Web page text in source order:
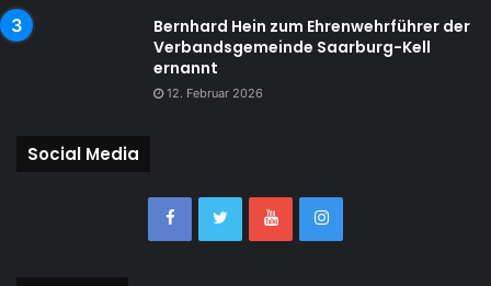
Bernhard Hein zum Ehrenwehrführer der
Verbandsgemeinde Saarburg-Kell
ernannt
12. Februar 2026
Social Media